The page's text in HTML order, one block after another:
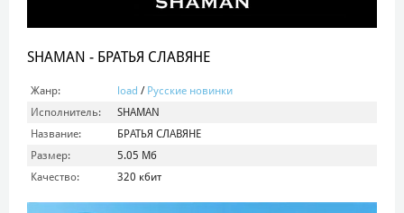
SHAMAN - БРАТЬЯ СЛАВЯНЕ
Жанр: load / Русские новинки
Исполнитель:
SHAMAN
Название:
БРАТЬЯ СЛАВЯНЕ
Размер:
5.05 Мб
Качество:
320 кбит